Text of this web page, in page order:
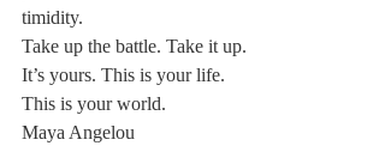
timidity.
Take up the battle. Take it up.
It’s yours. This is your life.
This is your world.
Maya Angelou